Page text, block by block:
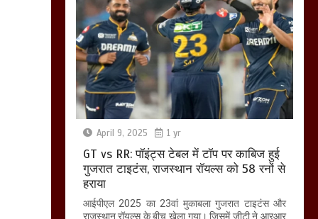
April 9, 2025 1 yr
GT vs RR: पॉइंट्स टेबल में टॉप पर काबिज हुई
गुजरात टाइटंस, राजस्थान रॉयल्स को 58 रनों से
हराया
आईपीएल 2025 का 23वां मुकाबला गुजरात टाइटंस और
राजस्थान रॉयल्स के बीच खेला गया। जिसमें जीटी ने आरआर